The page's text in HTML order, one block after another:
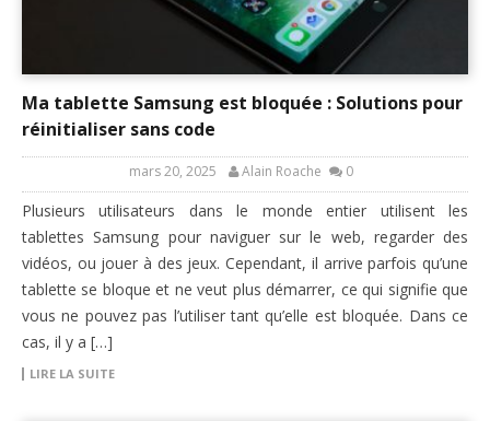
Ma tablette Samsung est bloquée : Solutions pour
réinitialiser sans code
mars 20, 2025 Alain Roache 0
Plusieurs utilisateurs dans le monde entier utilisent les
tablettes Samsung pour naviguer sur le web, regarder des
vidéos, ou jouer à des jeux. Cependant, il arrive parfois qu’une
tablette se bloque et ne veut plus démarrer, ce qui signifie que
vous ne pouvez pas l’utiliser tant qu’elle est bloquée. Dans ce
cas, il y a […]
LIRE LA SUITE